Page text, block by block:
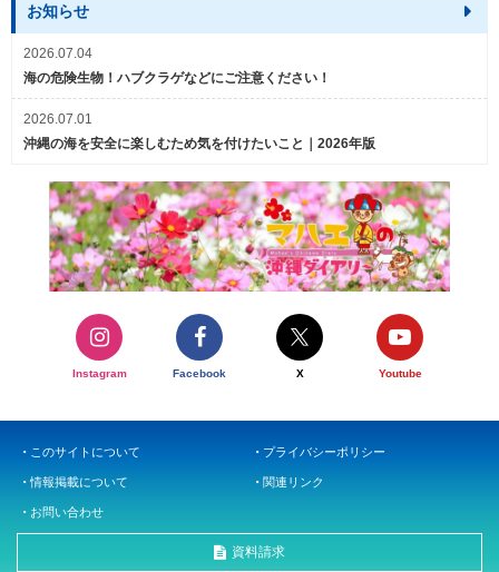
お知らせ
2026.07.04
海の危険生物！ハブクラゲなどにご注意ください！
2026.07.01
沖縄の海を安全に楽しむため気を付けたいこと｜2026年版
Instagram Facebook X Youtube
このサイトについて プライバシーポリシー
情報掲載について 関連リンク
お問い合わせ
資料請求